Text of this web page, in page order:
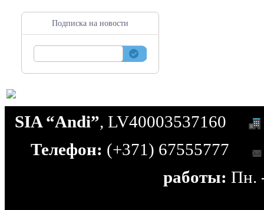
Подписка на новости
SIA “Andi”, LV40003537160
Телефон: (+371) 67555777
работы: Пн.